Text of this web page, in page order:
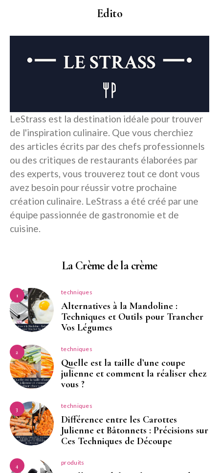
Edito
LeStrass est la destination idéale pour trouver
de l'inspiration culinaire. Que vous cherchiez
des articles écrits par des chefs professionnels
ou des critiques de restaurants élaborées par
des experts, vous trouverez tout ce dont vous
avez besoin pour réussir votre prochaine
création culinaire. LeStrass a été créé par une
équipe passionnée de gastronomie et de
cuisine.
La Crème de la crème
1 techniques
Alternatives à la Mandoline :
Techniques et Outils pour Trancher
Vos Légumes
2 techniques
Quelle est la taille d’une coupe
julienne et comment la réaliser chez
vous ?
3 techniques
Différence entre les Carottes
Julienne et Bâtonnets : Précisions sur
Ces Techniques de Découpe
4 produits